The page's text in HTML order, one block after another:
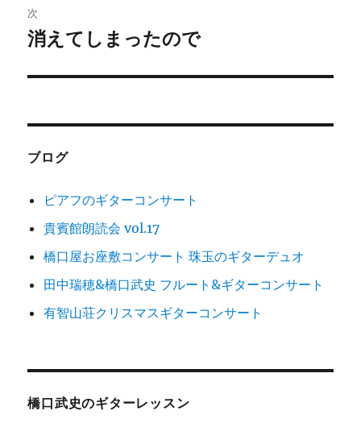
ゲ
ー
シ
ン
次
次
投
消えてしまったので
ブログ
ピアフのギターコンサート
貴賓館朗読会 vol.17
橋口屋お座敷コンサート 珠玉のギターデュオ
田中瑞穂&橋口武史 フルート&ギターコンサート
有智山荘クリスマスギターコンサート
橋口武史のギターレッスン